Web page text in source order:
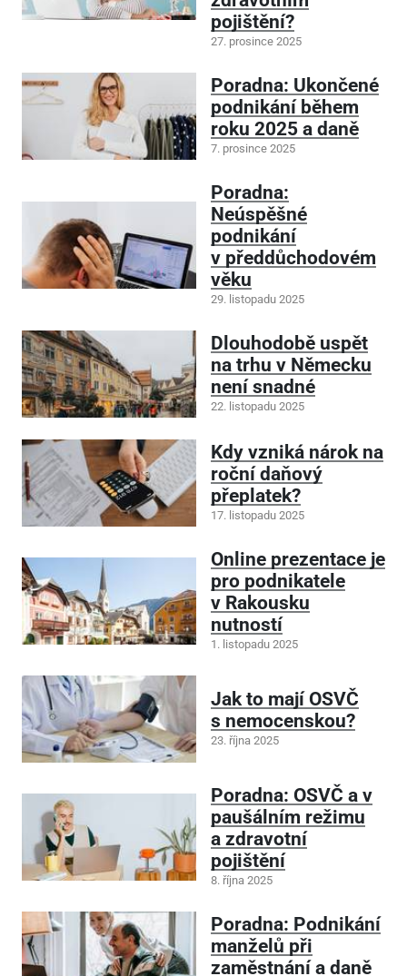
pojištění?
27. prosince 2025
Poradna: Ukončené
podnikání během
roku 2025 a daně
7. prosince 2025
Poradna:
Neúspěšné
podnikání
v předdůchodovém
věku
29. listopadu 2025
Dlouhodobě uspět
na trhu v Německu
není snadné
22. listopadu 2025
Kdy vzniká nárok na
roční daňový
přeplatek?
17. listopadu 2025
Online prezentace je
pro podnikatele
v Rakousku
nutností
1. listopadu 2025
Jak to mají OSVČ
s nemocenskou?
23. října 2025
Poradna: OSVČ a v
paušálním režimu
a zdravotní
pojištění
8. října 2025
Poradna: Podnikání
manželů při
zaměstnání a daně